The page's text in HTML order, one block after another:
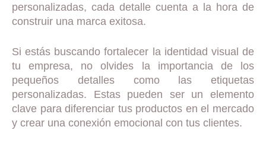
personalizadas, cada detalle cuenta a la hora de
construir una marca exitosa.
Si estás buscando fortalecer la identidad visual de
tu empresa, no olvides la importancia de los
pequeños detalles como las etiquetas
personalizadas. Estas pueden ser un elemento
clave para diferenciar tus productos en el mercado
y crear una conexión emocional con tus clientes.